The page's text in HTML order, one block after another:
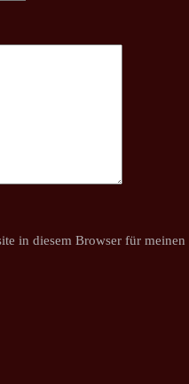
in diesem Browser für meinen